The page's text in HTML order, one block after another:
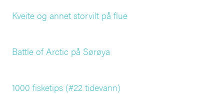
Kveite og annet storvilt på flue
Battle of Arctic på Sørøya
1000 fisketips (#22 tidevann)